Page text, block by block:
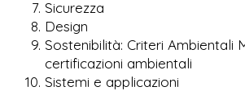
Sicurezza
Design
Sostenibilità: Criteri Ambientali
certificazioni ambientali
Sistemi e applicazioni